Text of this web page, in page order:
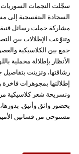
السجادة البنفسجية إلى
مشاركة حملت رسائل فنية
وتنوّعت الإطلالات بين
جمع بين الكلاسيكية
الأنظار بإطلالة مخملية
رشاقتها، وتزينت بتفاصيل
إطلالتها بمجوهرات
وتسريحة شعر كلاسيكية
بحضور واثق وأنيق.
مستوحى من فساتين